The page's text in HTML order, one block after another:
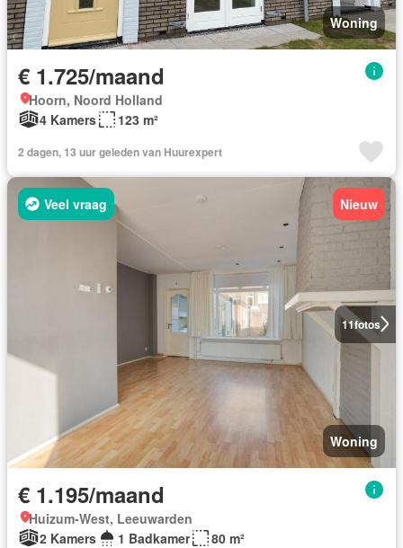
Woning
€ 1.725/maand
Hoorn, Noord Holland
4 Kamers
123 m²
2 dagen, 13 uur geleden van Huurexpert
11fotos
Veel vraag Nieuw
Woning
€ 1.195/maand
Huizum-West, Leeuwarden
2 Kamers
1 Badkamer 80 m²